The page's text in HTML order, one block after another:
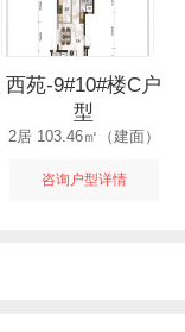
西苑-9#10#楼C户
型
2居 103.46㎡（建面）
咨询户型详情